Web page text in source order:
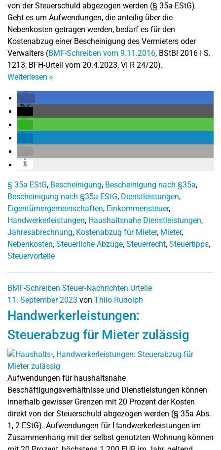
von der Steuerschuld abgezogen werden (§ 35a EStG).
Geht es um Aufwendungen, die anteilig über die
Nebenkosten getragen werden, bedarf es für den
Kostenabzug einer Bescheinigung des Vermieters oder
Verwalters (BMF-Schreiben vom 9.11.2016, BStBl 2016 I S.
1213; BFH-Urteil vom 20.4.2023, VI R 24/20).
Weiterlesen »
§ 35a EStG, Bescheinigung, Bescheinigung nach §35a,
Bescheinigung nach §35a EStG, Dienstleistungen,
Eigentümergemeinschaften, Einkommensteuer,
Handwerkerleistungen, Haushaltsnahe Dienstleistungen,
Jahresabrechnung, Kostenabzug für Mieter, Mieter,
Nebenkosten, Steuerliche Abzüge, Steuerrecht, Steuertipps,
Steuervorteile
BMF-Schreiben Steuer-Nachrichten Urteile
11. September 2023 von Thilo Rudolph
Handwerkerleistungen:
Steuerabzug für Mieter zulässig
Aufwendungen für haushaltsnahe
Beschäftigungsverhältnisse und Dienstleistungen können
innerhalb gewisser Grenzen mit 20 Prozent der Kosten
direkt von der Steuerschuld abgezogen werden (§ 35a Abs.
1, 2 EStG). Aufwendungen für Handwerkerleistungen im
Zusammenhang mit der selbst genutzten Wohnung können